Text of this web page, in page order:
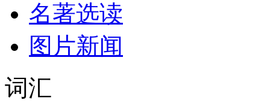
名著选读
图片新闻
词汇